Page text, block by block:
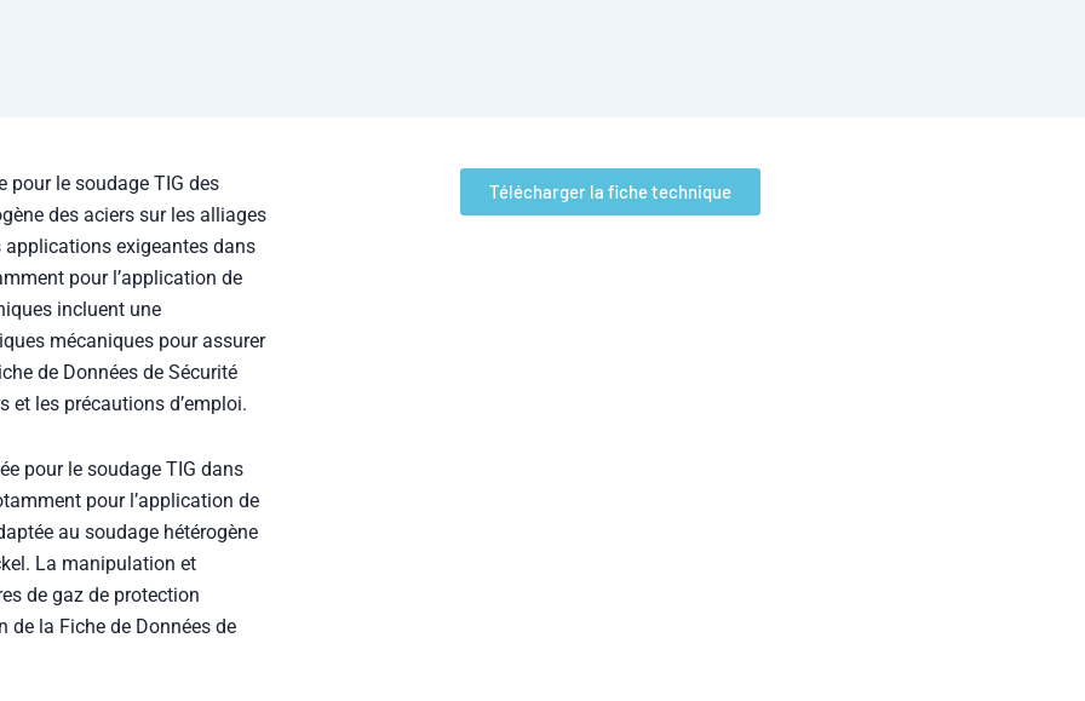
pour le soudage TIG des
des aciers sur les alliages
applications exigeantes dans
pour l’application de
incluent une
mécaniques pour assurer
de Données de Sécurité
les précautions d’emploi.
pour le soudage TIG dans
pour l’application de
au soudage hétérogène
La manipulation et
de gaz de protection
la Fiche de Données de
Télécharger la fiche technique